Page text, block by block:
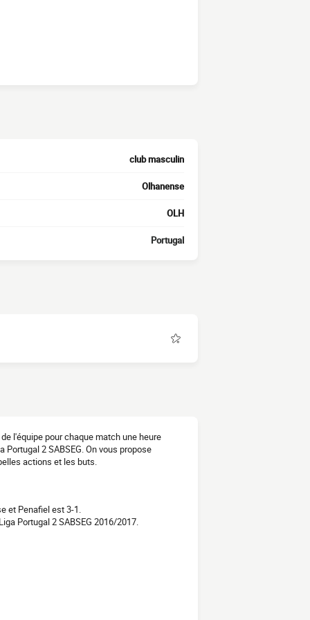
club masculin
Olhanense
OLH
Portugal
l'équipe pour chaque match une heure
2 SABSEG. On vous propose
actions et les buts.
et Penafiel est 3-1.
Portugal 2 SABSEG 2016/2017.